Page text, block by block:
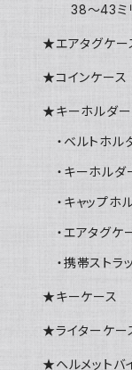
38～43ミ
★エアタグケー
★コインケース
★キーホルダー
・ベルトホル
・キーホルダ
・キャップホ
・エアタグケ
・携帯ストラ
★キーケース
★ライターケー
★ヘルメットバ